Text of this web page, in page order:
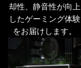
却性、静音性が向上
したゲーミング体験
をお届けします。